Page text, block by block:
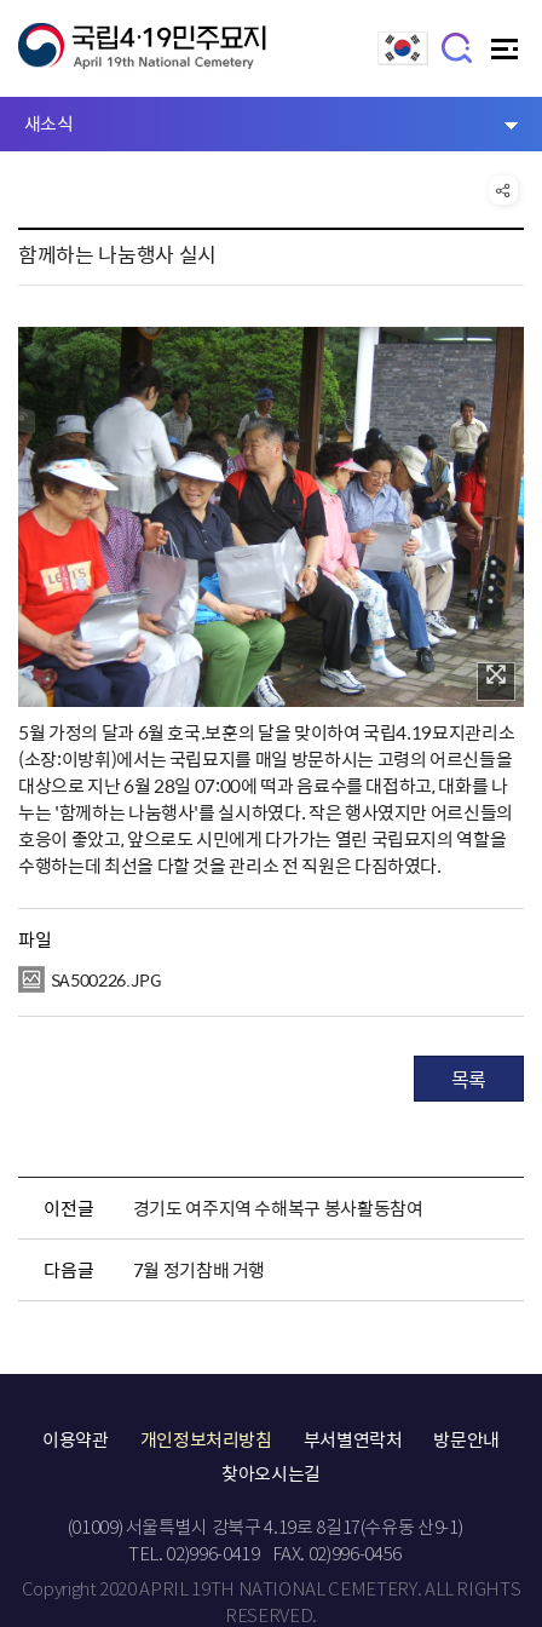
새소식
함께하는 나눔행사 실시
5월 가정의 달과 6월 호국.보훈의 달을 맞이하여 국립4.19묘지관리소
(소장:이방휘)에서는 국립묘지를 매일 방문하시는 고령의 어르신들을
대상으로 지난 6월 28일 07:00에 떡과 음료수를 대접하고, 대화를 나
누는 '함께하는 나눔행사'를 실시하였다. 작은 행사였지만 어르신들의
호응이 좋았고, 앞으로도 시민에게 다가가는 열린 국립묘지의 역할을
수행하는데 최선을 다할 것을 관리소 전 직원은 다짐하였다.
파일
SA500226.JPG
목록
이전글 경기도 여주지역 수해복구 봉사활동참여
다음글 7월 정기참배 거행
이용약관 개인정보처리방침 부서별연락처
방문안내
찾아오시는길
(01009) 서울특별시 강북구 4.19로 8길17(수유동 산9-1)
TEL. 02)996-0419
FAX. 02)996-0456
Copyright 2020 APRIL 19TH NATIONAL CEMETERY. ALL RIGHTS
RESERVED.